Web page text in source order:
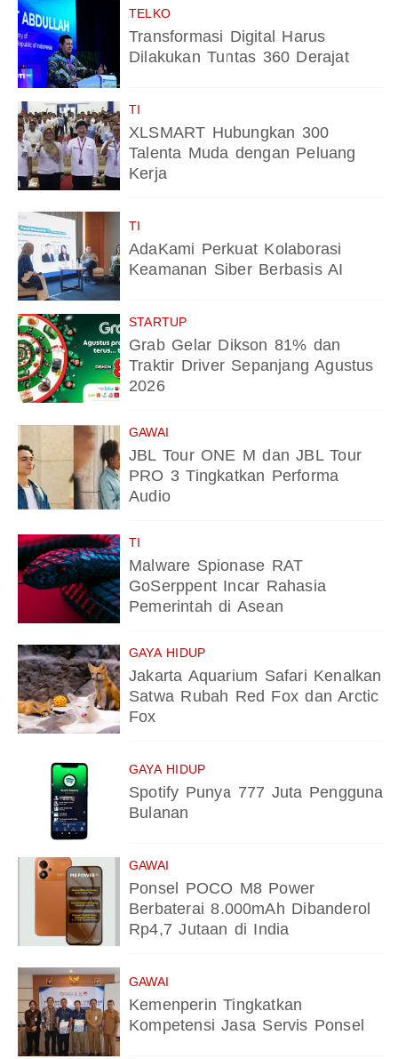
TELKO
Transformasi Digital Harus
Dilakukan Tuntas 360 Derajat
TI
XLSMART Hubungkan 300
Talenta Muda dengan Peluang
Kerja
TI
AdaKami Perkuat Kolaborasi
Keamanan Siber Berbasis AI
STARTUP
Grab Gelar Dikson 81% dan
Traktir Driver Sepanjang Agustus
2026
GAWAI
JBL Tour ONE M dan JBL Tour
PRO 3 Tingkatkan Performa
Audio
TI
Malware Spionase RAT
GoSerppent Incar Rahasia
Pemerintah di Asean
GAYA HIDUP
Jakarta Aquarium Safari Kenalkan
Satwa Rubah Red Fox dan Arctic
Fox
GAYA HIDUP
Spotify Punya 777 Juta Pengguna
Bulanan
GAWAI
Ponsel POCO M8 Power
Berbaterai 8.000mAh Dibanderol
Rp4,7 Jutaan di India
GAWAI
Kemenperin Tingkatkan
Kompetensi Jasa Servis Ponsel